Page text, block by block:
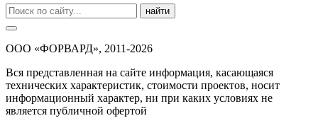
найти
ООО «ФОРВАРД», 2011-2026
Вся представленная на сайте информация, касающаяся
технических характеристик, стоимости проектов, носит
информационный характер, ни при каких условиях не
является публичной офертой